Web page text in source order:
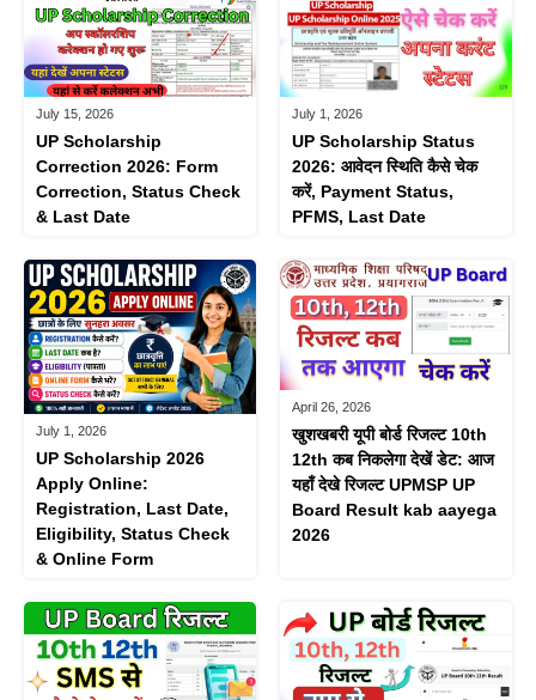
July 15, 2026
UP Scholarship
Correction 2026: Form
Correction, Status Check
& Last Date
July 1, 2026
UP Scholarship Status
2026: आवेदन स्थिति कैसे चेक
करें, Payment Status,
PFMS, Last Date
July 1, 2026
UP Scholarship 2026
Apply Online:
Registration, Last Date,
Eligibility, Status Check
& Online Form
April 26, 2026
खुशखबरी यूपी बोर्ड रिजल्ट 10th
12th कब निकलेगा देखें डेट: आज
यहाँ देखे रिजल्ट UPMSP UP
Board Result kab aayega
2026